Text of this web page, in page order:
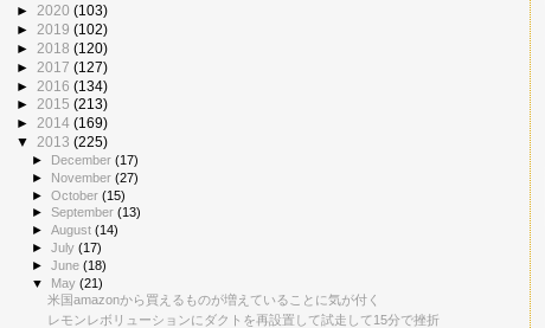
► 2020 (103)
► 2019 (102)
► 2018 (120)
► 2017 (127)
► 2016 (134)
► 2015 (213)
► 2014 (169)
▼ 2013 (225)
► December(17)
► November(27)
►October(15)
►September(13)
►August(14)
►July(17)
►June(18)
▼ May(21)
米国amazonから買えるものが増えていることに気が付く
レモンレボリューションにダクトを再設置して試走して15分で挫折